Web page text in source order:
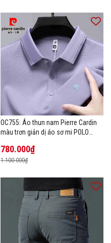
OC755: Áo thun nam Pierre Cardin
màu trơn giản dị áo sơ mi POLO
780.000₫
1.100.000₫